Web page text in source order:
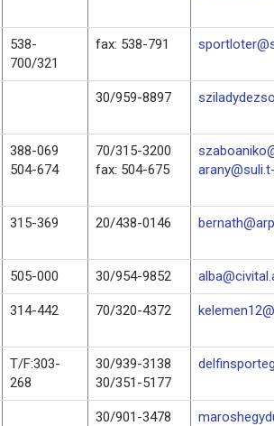
538-
700/321
fax: 538-791
30/959-8897
388-069
504-674
70/315-3200
fax: 504-675
315-369 20/438-0146
505-000 30/954-9852
314-442 70/320-4372
T/F:303-
268
30/939-3138
30/351-5177
30/901-3478